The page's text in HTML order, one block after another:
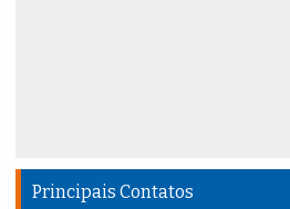
Principais Contatos